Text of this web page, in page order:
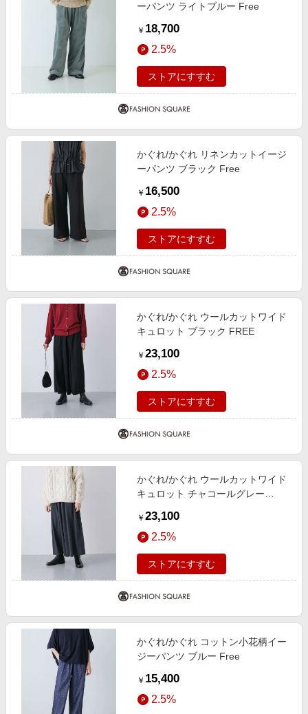
ーパンツ ライトブルー Free
￥ 18,700
2.5%
ストアにすすむ
かぐれ/かぐれ リネンカットイージ
ーパンツ ブラック Free
￥ 16,500
2.5%
ストアにすすむ
かぐれ/かぐれ ウールカットワイド
キュロット ブラック FREE
￥ 23,100
2.5%
ストアにすすむ
かぐれ/かぐれ ウールカットワイド
キュロット チャコールグレー
￥ 23,100
2.5%
ストアにすすむ
かぐれ/かぐれ コットン小花柄イー
ジーパンツ ブルー Free
￥ 15,400
2.5%